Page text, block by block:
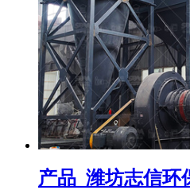
产品_潍坊志信环